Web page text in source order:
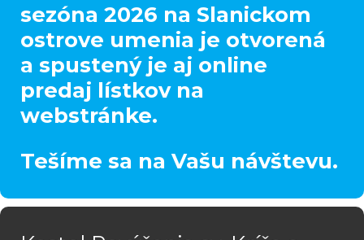
sezóna 2026 na Slanickom
ostrove umenia je otvorená
a spustený je aj online
predaj lístkov na
webstránke.
Tešíme sa na Vašu návštevu.